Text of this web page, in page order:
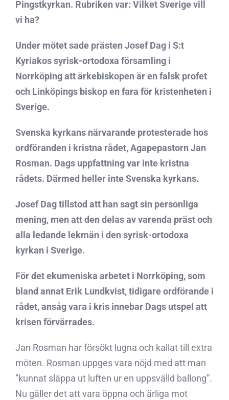
Pingstkyrkan. Rubriken var: Vilket Sverige vill
vi ha?
Under mötet sade prästen Josef Dag i S:t
Kyriakos syrisk-ortodoxa församling i
Norrköping att ärkebiskopen är en falsk profet
och Linköpings biskop en fara för kristenheten i
Sverige.
Svenska kyrkans närvarande protesterade hos
ordföranden i kristna rådet, Agapepastorn Jan
Rosman. Dags uppfattning var inte kristna
rådets. Därmed heller inte Svenska kyrkans.
Josef Dag tillstod att han sagt sin personliga
mening, men att den delas av varenda präst och
alla ledande lekmän i den syrisk-ortodoxa
kyrkan i Sverige.
För det ekumeniska arbetet i Norrköping, som
bland annat Erik Lundkvist, tidigare ordförande i
rådet, ansåg vara i kris innebar Dags utspel att
krisen förvärrades.
Jan Rosman har försökt lugna och kallat till extra
möten. Rosman uppges vara nöjd med att man
”kunnat släppa ut luften ur en uppsvälld ballong”.
Nu gäller det att vara öppna och ärliga mot